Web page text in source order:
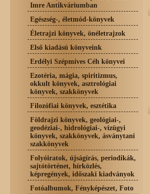
Imre Antikváriumban
Egészség-, életmód-könyvek
Életrajzi könyvek, önéletrajzok
Első kiadású könyveink
Erdélyi Szépmíves Céh könyvei
Ezotéria, mágia, spiritizmus,
okkult könyvek, asztrológiai
könyvek, szakkönyvek
Filozófiai könyvek, esztétika
Földrajzi könyvek, geológiai-,
geodéziai-, hidrológiai-, vízügyi
könyvek, szakkönyvek, ásványtani
szakkönyvek
Folyóiratok, újságírás, periodikák,
sajtótörténet, hírközlés,
képregények, időszaki kiadványok
Fotóalbumok, Fényképészet, Foto